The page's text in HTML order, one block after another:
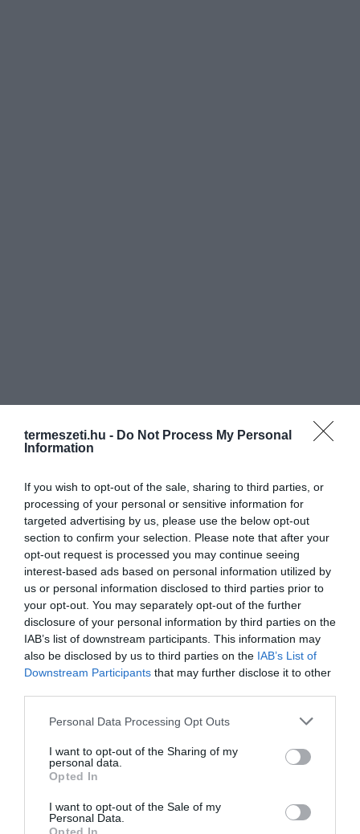
termeszeti.hu - Do Not Process My Personal
Information
If you wish to opt-out of the sale, sharing to third parties, or
processing of your personal or sensitive information for
targeted advertising by us, please use the below opt-out
section to confirm your selection. Please note that after your
opt-out request is processed you may continue seeing
interest-based ads based on personal information utilized by
us or personal information disclosed to third parties prior to
your opt-out. You may separately opt-out of the further
disclosure of your personal information by third parties on the
IAB’s list of downstream participants. This information may
also be disclosed by us to third parties on the IAB’s List of
Downstream Participants that may further disclose it to other
Please note that this website/app uses one or more Google
not limited to your visit or usage behaviour. You may click to
grant or deny consent to Google and its third-party tags to
use your data for below specified purposes in below Google
consent section.
Personal Data Processing Opt Outs
I want to opt-out of the Sharing of my
personal data.
Opted In
I want to opt-out of the Sale of my
Personal Data.